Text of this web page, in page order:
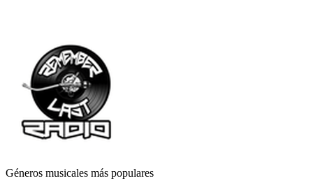
Géneros musicales más populares